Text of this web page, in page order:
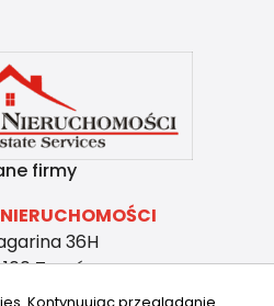
firmy
36H
Toruń
307 00 00